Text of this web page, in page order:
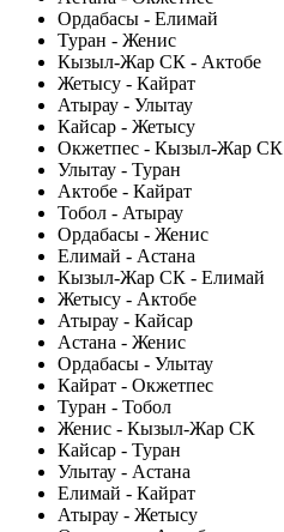
Ордабасы - Елимай
Туран - Женис
Кызыл-Жар СК - Актобе
Жетысу - Кайрат
Атырау - Улытау
Кайсар - Жетысу
Окжетпес - Кызыл-Жар СК
Улытау - Туран
Актобе - Кайрат
Тобол - Атырау
Ордабасы - Женис
Елимай - Астана
Кызыл-Жар СК - Елимай
Жетысу - Актобе
Атырау - Кайсар
Астана - Женис
Ордабасы - Улытау
Кайрат - Окжетпес
Туран - Тобол
Женис - Кызыл-Жар СК
Кайсар - Туран
Улытау - Астана
Елимай - Кайрат
Атырау - Жетысу